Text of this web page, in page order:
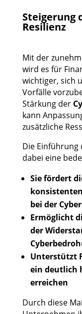
Steigerung
Resilienz
Mit der
wird es für
wichtiger, sich
Vorfälle
Stärkung der
kann
zusätzliche
Die Einführung
dabei eine
Sie fördert
bei der
Ermöglicht
der
Unterstützt
ein deutlich
erreichen
Durch diese